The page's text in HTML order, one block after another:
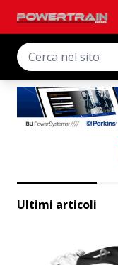
Ultimi articoli